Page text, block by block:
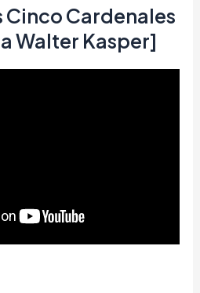
Cinco Cardenales
Walter Kasper]